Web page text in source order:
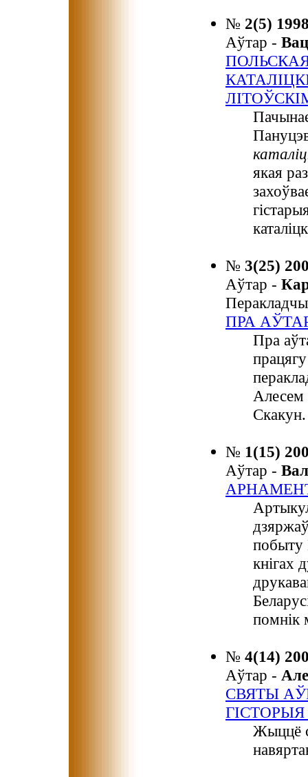
№ 2(5)
Аўтар -
ПОЛЬСКАЯ
якая
№ 3(25)
Аўтар -
ПРА
Пра
Алесем
Скакун.
№ 1(15)
Аўтар -
кнігах
помнік
№ 4(14)
Аўтар -
СВЯТЫ
Жыццё